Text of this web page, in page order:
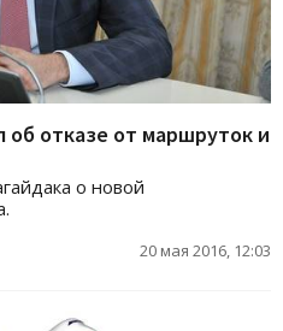
об отказе от маршруток и
о новой
20 мая 2016, 12:03